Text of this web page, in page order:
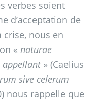
verbes soient
d’acceptation de
crise, nous en
« naturae
appellant » (Caelius
sive celerum
nous rappelle que